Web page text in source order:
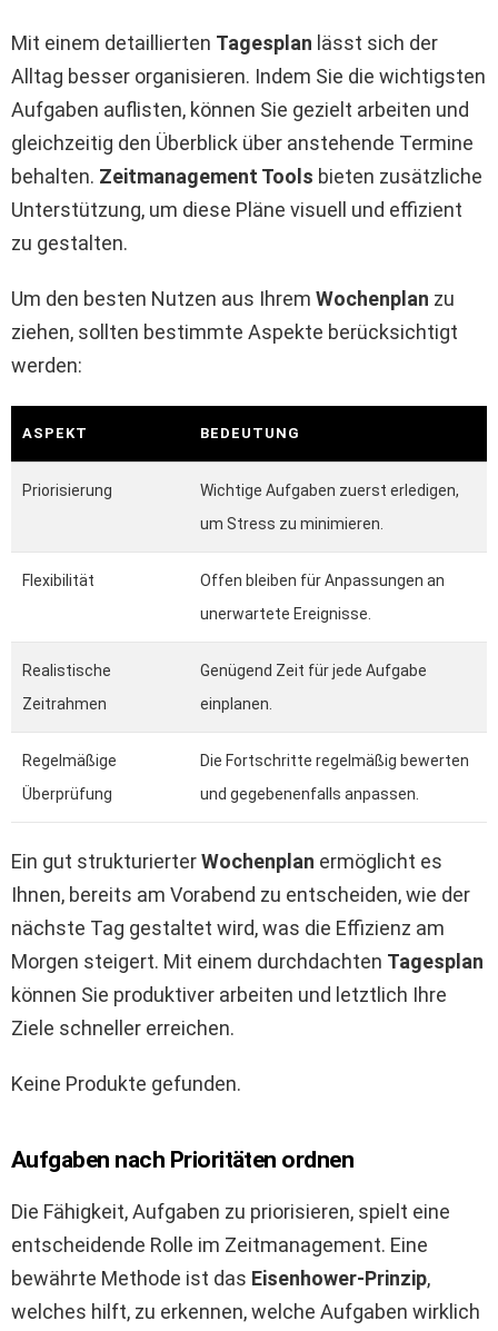
Mit einem detaillierten Tagesplan lässt sich der
Alltag besser organisieren. Indem Sie die wichtigsten
Aufgaben auflisten, können Sie gezielt arbeiten und
gleichzeitig den Überblick über anstehende Termine
behalten. Zeitmanagement Tools bieten zusätzliche
Unterstützung, um diese Pläne visuell und effizient
zu gestalten.
Um den besten Nutzen aus Ihrem Wochenplan zu
ziehen, sollten bestimmte Aspekte berücksichtigt
werden:
ASPEKT BEDEUTUNG
Priorisierung
Wichtige Aufgaben zuerst erledigen,
um Stress zu minimieren.
Flexibilität
Offen bleiben für Anpassungen an
unerwartete Ereignisse.
Realistische
Zeitrahmen
Genügend Zeit für jede Aufgabe
einplanen.
Regelmäßige
Überprüfung
Die Fortschritte regelmäßig bewerten
und gegebenenfalls anpassen.
Ein gut strukturierterWochenplan ermöglicht es
Ihnen, bereits am Vorabend zu entscheiden, wie der
nächste Tag gestaltet wird, was die Effizienz am
Morgen steigert. Mit einem durchdachten Tagesplan
können Sie produktiver arbeiten und letztlich Ihre
Ziele schneller erreichen.
Keine Produkte gefunden.
Aufgaben nach Prioritäten ordnen
Die Fähigkeit, Aufgaben zu priorisieren, spielt eine
entscheidende Rolle im Zeitmanagement. Eine
bewährte Methode ist das Eisenhower-Prinzip,
welches hilft, zu erkennen, welche Aufgaben wirklich